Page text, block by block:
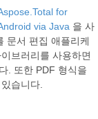
for
via Java 을 사
문서 편집 애플리케
브러리를 사용하면
. 또한 PDF 형식을
습니다.